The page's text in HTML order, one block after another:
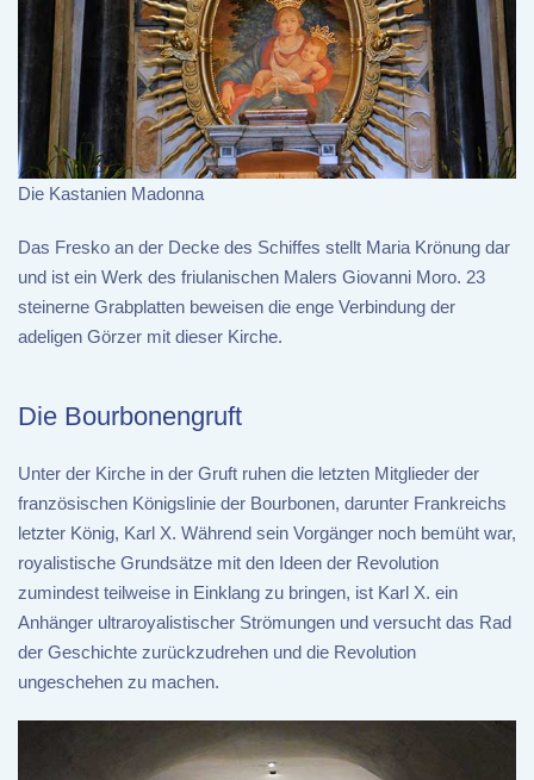
Die Kastanien Madonna
Das Fresko an der Decke des Schiffes stellt Maria Krönung dar
und ist ein Werk des friulanischen Malers Giovanni Moro. 23
steinerne Grabplatten beweisen die enge Verbindung der
adeligen Görzer mit dieser Kirche.
Die Bourbonengruft
Unter der Kirche in der Gruft ruhen die letzten Mitglieder der
französischen Königslinie der Bourbonen, darunter Frankreichs
letzter König, Karl X. Während sein Vorgänger noch bemüht war,
royalistische Grundsätze mit den Ideen der Revolution
zumindest teilweise in Einklang zu bringen, ist Karl X. ein
Anhänger ultraroyalistischer Strömungen und versucht das Rad
der Geschichte zurückzudrehen und die Revolution
ungeschehen zu machen.